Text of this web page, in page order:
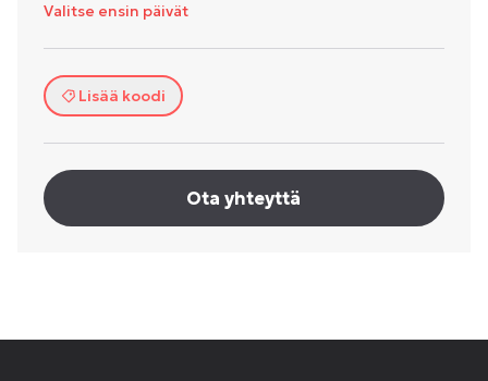
Valitse ensin päivät
Lisää koodi
Ota yhteyttä